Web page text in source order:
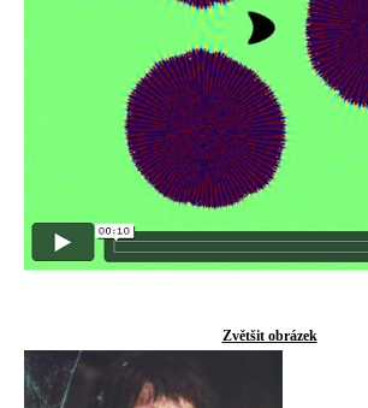
Zvětšit obrázek